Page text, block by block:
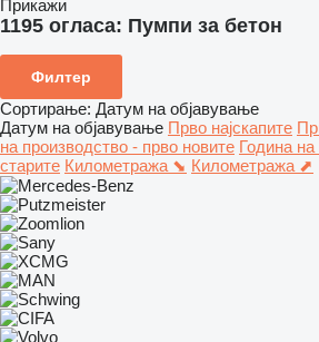
Прикажи
1195 огласа: Пумпи за бетон
Филтер
Сортирање: Датум на објавување
Датум на објавување Прво најскапите
на производство - прво новите Година
старите Километража ⬊ Километража ⬈